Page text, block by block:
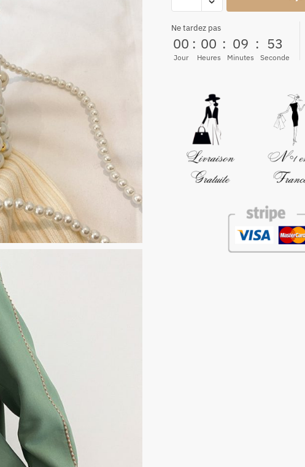
Ne tardez pas
00
Jour
: 00
Heures
: 09
Minutes
: 52
Seconde